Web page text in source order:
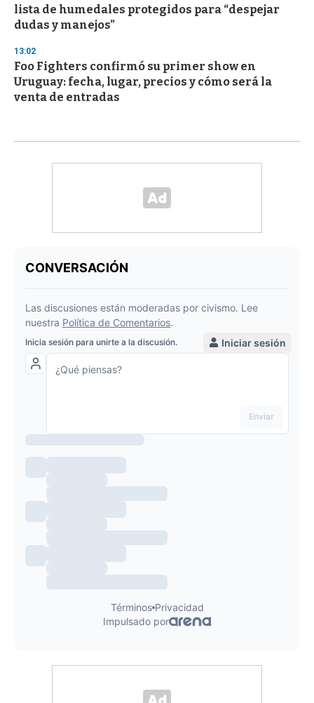
lista de humedales protegidos para “despejar
dudas y manejos”
13:02
Foo Fighters confirmó su primer show en
Uruguay: fecha, lugar, precios y cómo será la
venta de entradas